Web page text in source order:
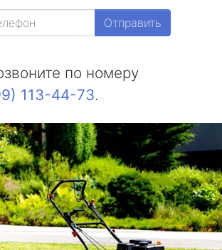
Отправить
по номеру
113-44-73.